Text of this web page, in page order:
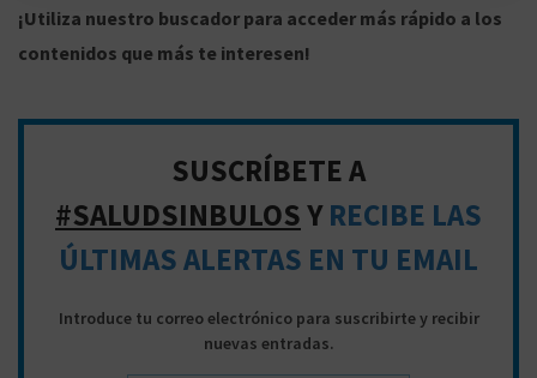
q
u
d
¡Utiliza nuestro buscador para acceder más rápido a los
contenidos que más te interesen!
SUSCRÍBETE A
#SALUDSINBULOSYRECIBE LAS
ÚLTIMAS ALERTAS EN TU EMAIL
Introduce tu correo electrónico para suscribirte y recibir
nuevas entradas.